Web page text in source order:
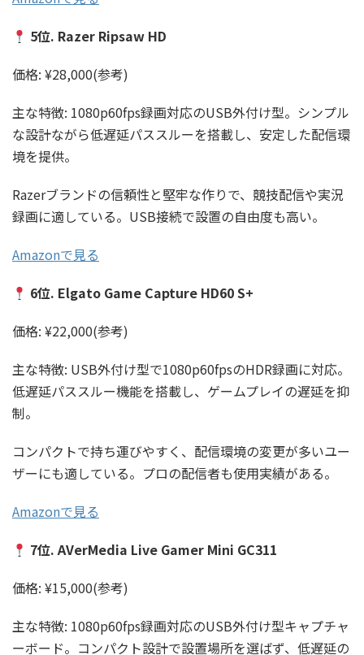
5位. Razer Ripsaw HD
価格: ¥28,000(参考)
主な特徴: 1080p60fps録画対応のUSB外付け型。シンプル
な設計ながら低遅延パススルーを搭載し、安定した配信環
境を提供。
Razerブランドの信頼性と堅牢な作りで、競技配信や実況
録画に適している。USB接続で設置の自由度も高い。
Amazonで見る
6位. Elgato Game Capture HD60 S+
価格: ¥22,000(参考)
主な特徴: USB外付け型で1080p60fpsのHDR録画に対応。
低遅延パススルー機能を搭載し、ゲームプレイの遅延を抑
制。
コンパクトで持ち運びやすく、配信環境の変更が多いユー
ザーにも適している。プロの配信者も使用実績がある。
Amazonで見る
7位. AVerMedia Live Gamer Mini GC311
価格: ¥15,000(参考)
主な特徴: 1080p60fps録画対応のUSB外付け型キャプチャ
ーボード。コンパクト設計で設置場所を選ばず、低遅延の